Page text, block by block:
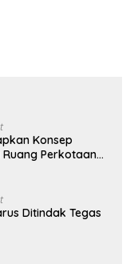
Konsep
Perkotaan
Ditindak Tegas